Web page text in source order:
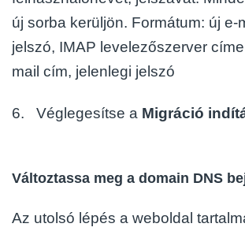
új sorba kerüljön. Formátum: új e-
jelszó, IMAP levelezőszerver
mail cím, jelenlegi jelszó
6. Véglegesítse a Migráció
Változtassa meg a domain DNS
Az utolsó lépés a weboldal